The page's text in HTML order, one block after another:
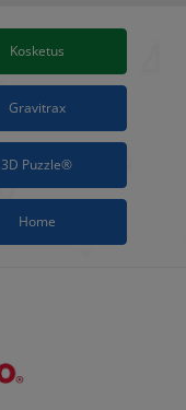
Kosketus
Gravitrax
3D Puzzle®
Home